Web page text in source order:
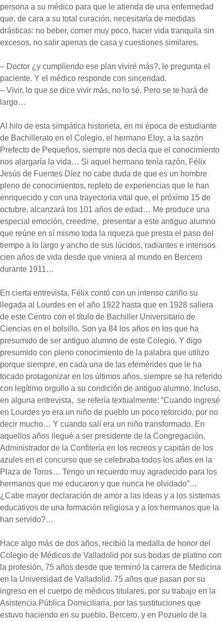
persona a su médico para que le atienda de una enfermedad
que, de cara a su total curación, necesitaría de medidas
drásticas: no beber, comer muy poco, hacer vida tranquila sin
excesos, no salir apenas de casa y cuestiones similares.
– Doctor ¿y cumpliendo ese plan viviré más?, le pregunta el
paciente. Y el médico responde con sinceridad.
– Vivir, lo que se dice vivir más, no lo sé. Pero se te hará de
largo…
Al hilo de esta simpática historieta, en mi época de estudiante
de Bachillerato en el Colegio, el hermano Eloy, a la sazón
Prefecto de Pequeños, siempre nos decía que el conocimiento
nos alargaría la vida… Si aquel hermano tenía razón, Félix
Jesús de Fuentes Díez no cabe duda de que es un hombre
pleno de conocimientos, repleto de experiencias que le han
enriquecido y con una trayectoria vital que, el próximo 15 de
octubre, alcanzará los 101 años de edad… Me produce una
especial emoción, creedme, presentar a este antiguo alumno
que reúne en sí mismo toda la riqueza que presta el paso del
tiempo a lo largo y ancho de sus lúcidos, radiantes e intensos
cien años de vida desde que viniera al mundo en Bercero
durante 1911…
En cierta entrevista, Félix contó con un intenso cariño su
llegada al Lourdes en el año 1922 hasta que en 1928 saliera
de este Centro con el título de Bachiller Universitario de
Ciencias en el bolsillo. Son ya 84 los años en los que ha
presumido de ser antiguo alumno de este Colegio. Y digo
presumido con pleno conocimiento de la palabra que utilizo
porque siempre, en cada una de las efemérides que le ha
tocado protagonizar en los últimos años, siempre se ha referido
con legítimo orgullo a su condición de antiguo alumno. Incluso,
en alguna entrevista, se refería textualmente: “Cuando ingresé
en Lourdes yo era un niño de pueblo un poco retorcido, por no
decir mucho… Y cuando salí era un niño transformado. En
aquellos años llegué a ser presidente de la Congregación,
Administrador de la Confitería en los recreos y capitán de los
azules en el concurso que se celebraba todos los años en la
Plaza de Toros… Tengo un recuerdo muy agradecido para los
hermanos que me educaron y que nunca he olvidado”…
¿Cabe mayor declaración de amor a las ideas y a los sistemas
educativos de una formación religiosa y a los hermanos que la
han servido?…
Hace algo más de dos años, recibió la medalla de honor del
Colegio de Médicos de Valladolid por sus bodas de platino con
la profesión, 75 años desde que terminó la carrera de Medicina
en la Universidad de Valladolid. 75 años que pasan por su
ingreso en el cuerpo de médicos titulares, por su trabajo en la
Asistencia Pública Domiciliaria, por las sustituciones que
estuvo haciendo en su pueblo, Bercero, y en Pozuelo de la